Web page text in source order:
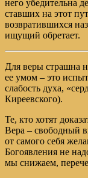
него убедительна
ставших на этот
возвратившихся
ищущий обретает.
Для веры страшна
ее умом – это
слабость духа,
Киреевского).
Те, кто хотят
Вера – свободный
от самого себя
Богоявления не
мы снижаем,